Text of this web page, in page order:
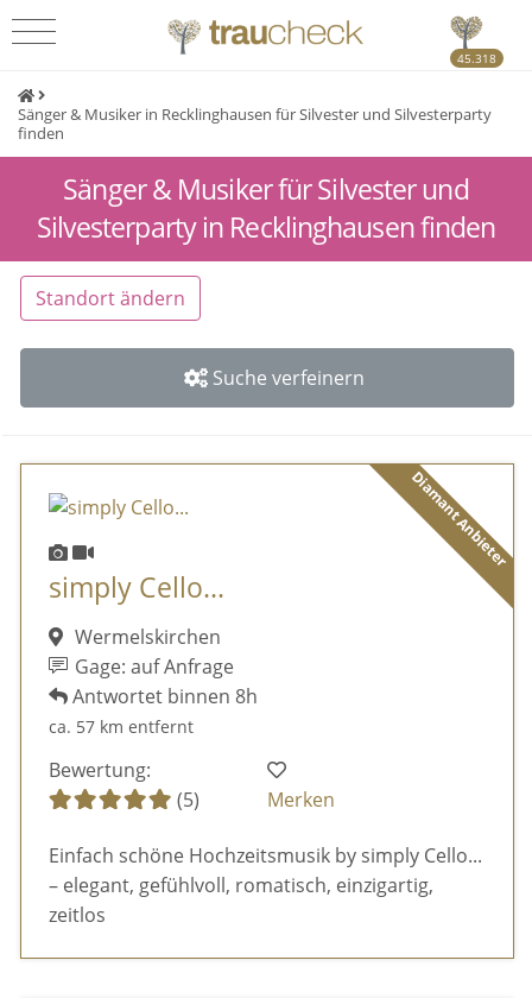
45.318
Sänger & Musiker in Recklinghausen für Silvester und Silvesterparty
finden
Sänger & Musiker für Silvester und
Silvesterparty in Recklinghausen finden
Standort ändern
Suche verfeinern
Diamant Anbieter
simply Cello...
Wermelskirchen
Gage: auf Anfrage
Antwortet binnen 8h
ca. 57 km entfernt
Bewertung:
(5)
Merken
Einfach schöne Hochzeitsmusik by simply Cello...
– elegant, gefühlvoll, romatisch, einzigartig,
zeitlos